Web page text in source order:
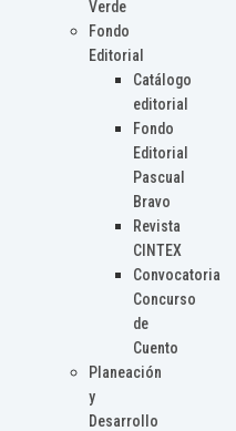
Verde
Fondo
Editorial
Catálogo
editorial
Fondo
Editorial
Pascual
Bravo
Revista
CINTEX
Convocatoria
Concurso
de
Cuento
Planeación
y
Desarrollo